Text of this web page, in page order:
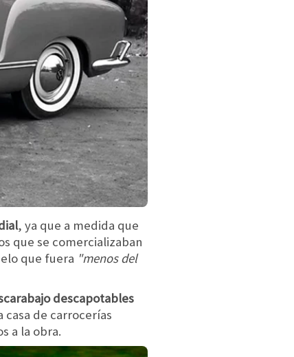
, ya que a medida que
que se comercializaban
que fuera "menos del
descapotables
de carrocerías
a la obra.